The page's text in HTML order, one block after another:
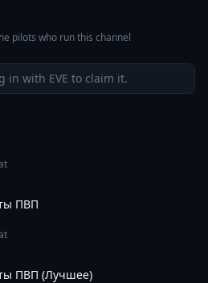
pilots who run this channel
in with EVE to claim it.
ПВП
ПВП (Лучшее)